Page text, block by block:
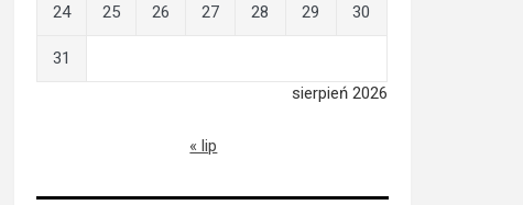
sierpień 2026
24 25 26 27 28 29 30
31
« lip